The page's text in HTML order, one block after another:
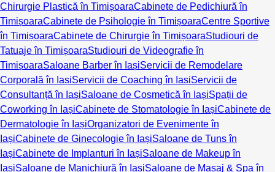
Chirurgie Plastică în TimișoaraCabinete de Pedichiură în
TimișoaraCabinete de Psihologie în TimișoaraCentre Sportive
în TimișoaraCabinete de Chirurgie în TimișoaraStudiouri de
Tatuaje în TimișoaraStudiouri de Videografie în
TimișoaraSaloane Barber în IașiServicii de Remodelare
Corporală în IașiServicii de Coaching în IașiServicii de
Consultanță în IașiSaloane de Cosmetică în IașiSpații de
Coworking în IașiCabinete de Stomatologie în IașiCabinete de
Dermatologie în IașiOrganizatori de Evenimente în
IașiCabinete de Ginecologie în IașiSaloane de Tuns în
IașiCabinete de Implanturi în IașiSaloane de Makeup în
IașiSaloane de Manichiură în IașiSaloane de Masaj & Spa în